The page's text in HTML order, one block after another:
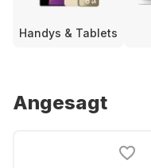
Handys & Tablets
Angesagt